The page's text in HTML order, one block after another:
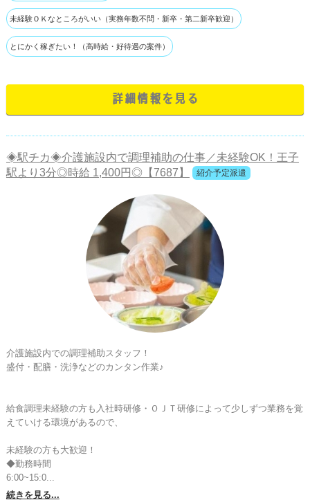
未経験ＯＫなところがいい（実務年数不問・新卒・第二新卒歓迎）
とにかく稼ぎたい！（高時給・好待遇の案件）
詳細情報を見る
◈駅チカ◈介護施設内で調理補助の仕事／未経験OK！王子
駅より3分◎時給 1,400円◎【7687】
紹介予定派遣
介護施設内での調理補助スタッフ！
盛付・配膳・洗浄などのカンタン作業♪
給食調理未経験の方も入社時研修・ＯＪＴ研修によって少しずつ業務を覚
えていける環境があるので、
未経験の方も大歓迎！
◆勤務時間
6:00~15:0...
続きを見る...